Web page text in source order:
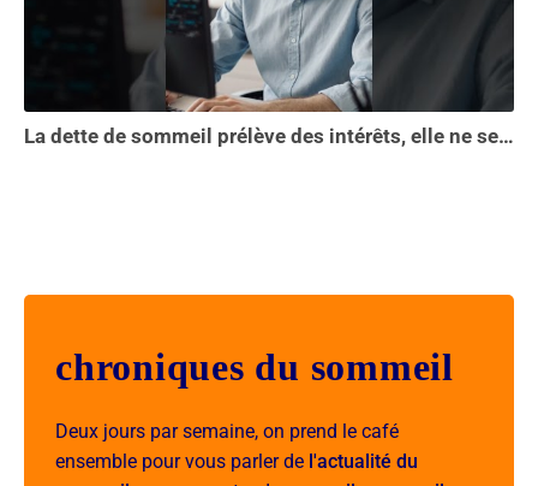
La dette de sommeil prélève des intérêts, elle ne se solde pas en une seule nuit...
chroniques du sommeil
Deux jours par semaine, on prend le café
ensemble pour vous parler de l'actualité du